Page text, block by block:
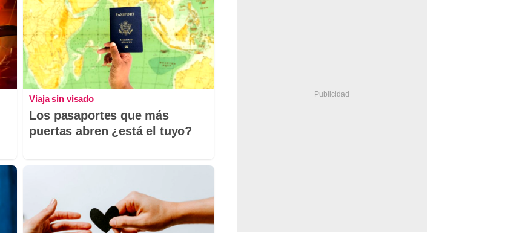
Viaja sin visado
Los pasaportes que más
puertas abren ¿está el tuyo?